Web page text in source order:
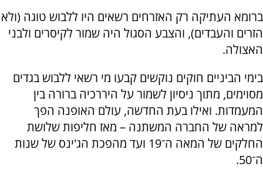
ברומא העתיקה רק האזרחים רשאים היו ללבוש טוגה (ולא
הזרים והעבדים), והצבע הסגול היה שמור לקיסרים ולבני
האצולה.
בימי הביניים חוקים נוקשים קבעו מי רשאי ללבוש בגדים
מסוימים, מתוך ניסיון לשמור על היררכיה ברורה בין
המעמדות. ואילו בעת החדשה, עולם האופנה הפך
למראה של החברה המשתנה – מאז חליפות שלושת
החלקים של המאה ה־19 ועד מהפכת הג'ינס של שנות
ה־50.